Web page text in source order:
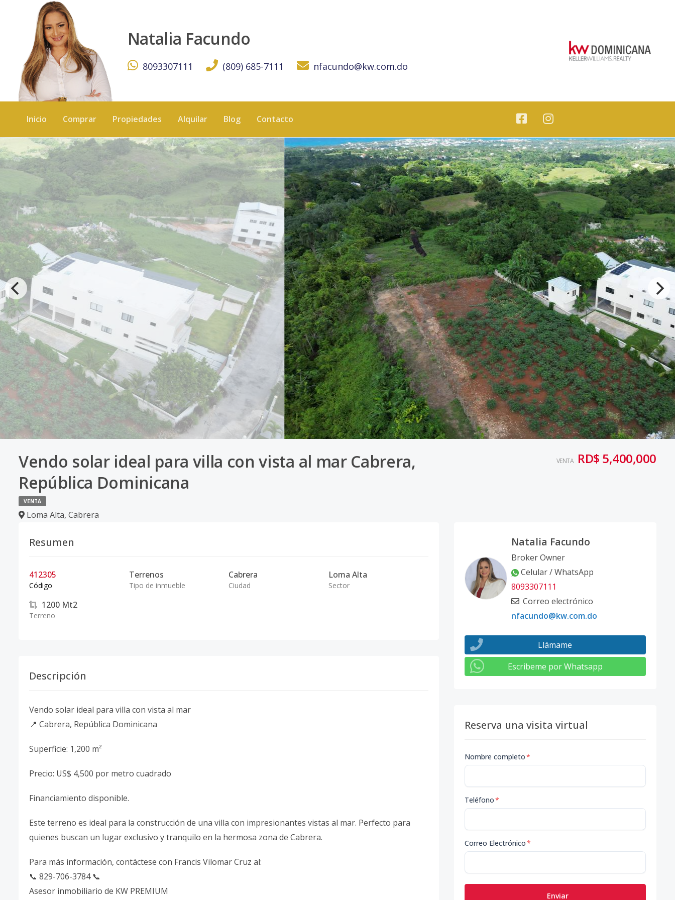
Natalia Facundo
8093307111 (809) 685-7111 nfacundo@kw.com.do
Inicio Comprar Propiedades Alquilar Blog Contacto
Vendo solar ideal para villa con vista al mar Cabrera,
República Dominicana
VENTA
Loma Alta, Cabrera
VENTA RD$ 5,400,000
Resumen
412305
Código
Terrenos
Tipo de inmueble
Cabrera
Ciudad
Loma Alta
Sector
1200 Mt2
Terreno
Descripción
Vendo solar ideal para villa con vista al mar
📍 Cabrera, República Dominicana
Superficie: 1,200 m²
Precio: US$ 4,500 por metro cuadrado
Financiamiento disponible.
Este terreno es ideal para la construcción de una villa con impresionantes vistas al mar. Perfecto para
quienes buscan un lugar exclusivo y tranquilo en la hermosa zona de Cabrera.
Para más información, contáctese con Francis Vilomar Cruz al:
📞 829-706-3784 📞
Asesor inmobiliario de KW PREMIUM
Natalia Facundo
Broker Owner
Celular / WhatsApp
8093307111
Correo electrónico
nfacundo@kw.com.do
Llámame
Escribeme por Whatsapp
Reserva una visita virtual
Nombre completo*
Teléfono*
Correo Electrónico*
Enviar
Vendo solar ideal para villa con vista al mar Cabrera, República Dominicana - KW DOMINICANA